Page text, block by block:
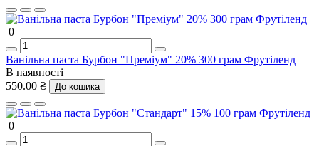
0
Ванільна паста Бурбон "Преміум" 20% 300 грам Фрутіленд
В наявності
550.00 ₴
До кошика
0